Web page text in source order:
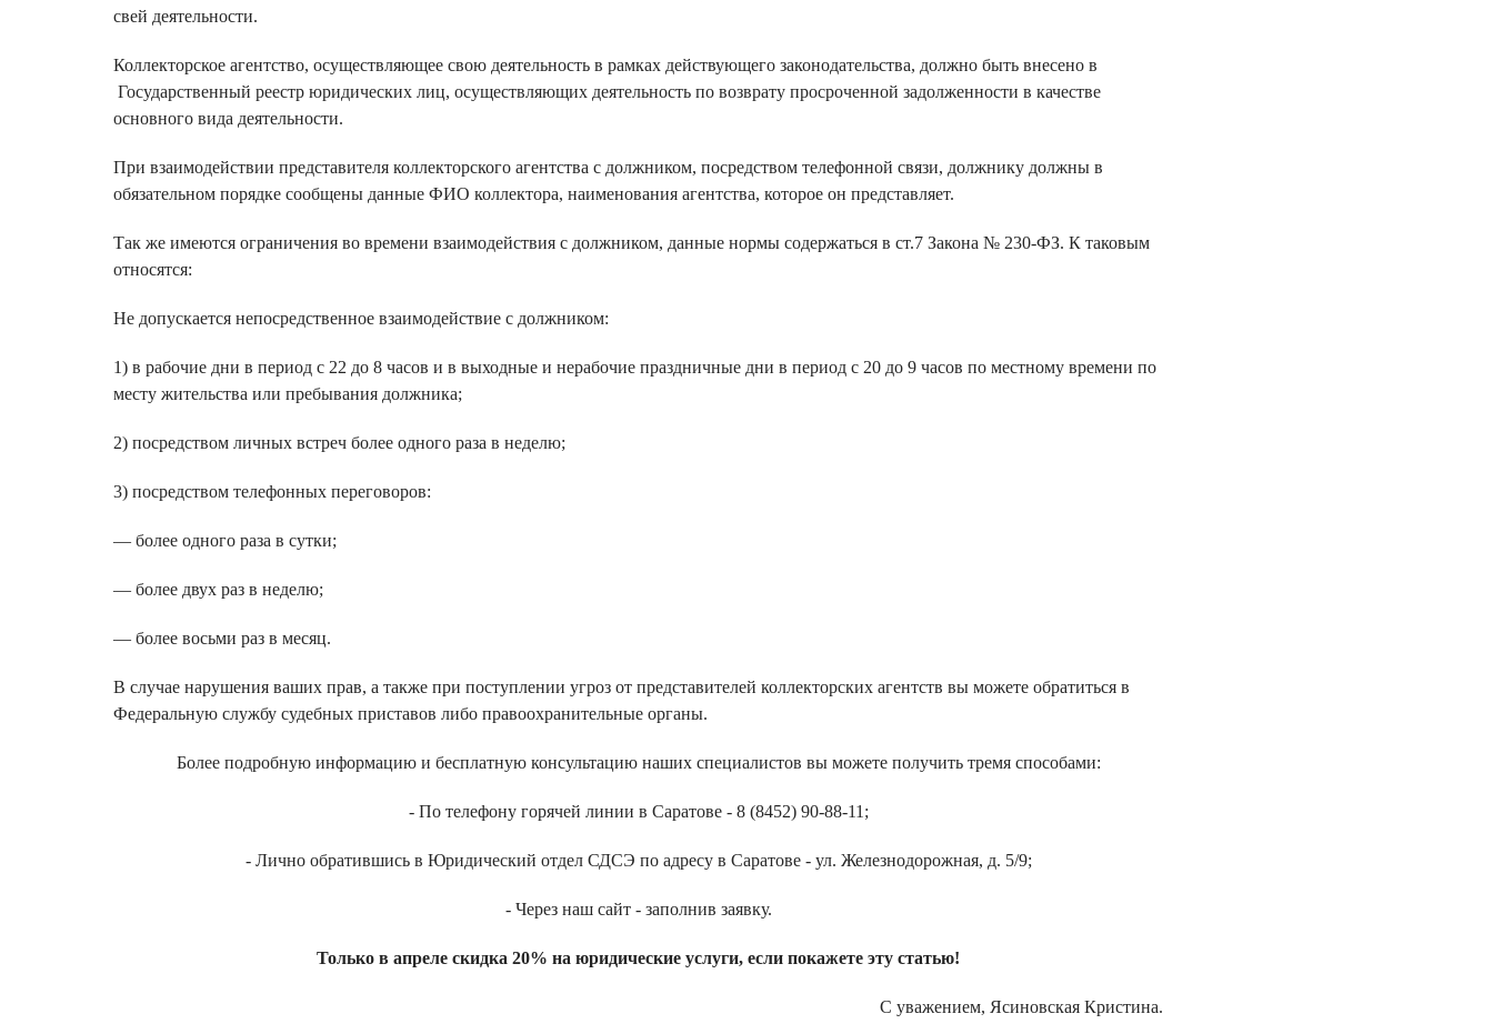
свей деятельности.
Коллекторское агентство, осуществляющее свою деятельность в рамках действующего законодательства, должно быть внесено в
Государственный реестр юридических лиц, осуществляющих деятельность по возврату просроченной задолженности в качестве
основного вида деятельности.
При взаимодействии представителя коллекторского агентства с должником, посредством телефонной связи, должнику должны в
обязательном порядке сообщены данные ФИО коллектора, наименования агентства, которое он представляет.
Так же имеются ограничения во времени взаимодействия с должником, данные нормы содержаться в ст.7 Закона № 230-ФЗ. К таковым
относятся:
Не допускается непосредственное взаимодействие с должником:
1) в рабочие дни в период с 22 до 8 часов и в выходные и нерабочие праздничные дни в период с 20 до 9 часов по местному времени по
месту жительства или пребывания должника;
2) посредством личных встреч более одного раза в неделю;
3) посредством телефонных переговоров:
— более одного раза в сутки;
— более двух раз в неделю;
— более восьми раз в месяц.
В случае нарушения ваших прав, а также при поступлении угроз от представителей коллекторских агентств вы можете обратиться в
Федеральную службу судебных приставов либо правоохранительные органы.
Более подробную информацию и бесплатную консультацию наших специалистов вы можете получить тремя способами:
- По телефону горячей линии в Саратове - 8 (8452) 90-88-11;
- Лично обратившись в Юридический отдел СДСЭ по адресу в Саратове - ул. Железнодорожная, д. 5/9;
- Через наш сайт - заполнив заявку.
Только в апреле скидка 20% на юридические услуги, если покажете эту статью!
С уважением, Ясиновская Кристина.